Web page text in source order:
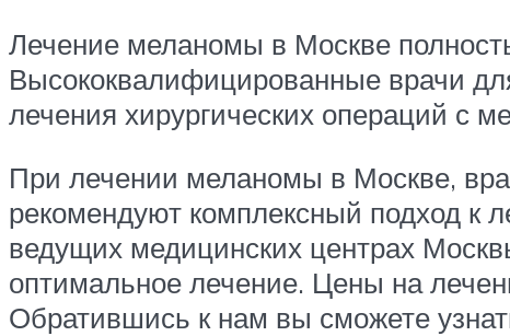
Лечение меланомы в Москве
Высококвалифицированные врачи
лечения хирургических операций с
При лечении меланомы в Москве,
рекомендуют комплексный подход к
ведущих медицинских центрах
оптимальное лечение. Цены на
Обратившись к нам вы сможете